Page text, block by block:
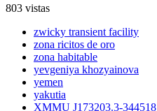
803 vistas
zwicky transient facility
zona ricitos de oro
zona habitable
yevgeniya khozyainova
yemen
yakutia
XMMU J173203.3-344518